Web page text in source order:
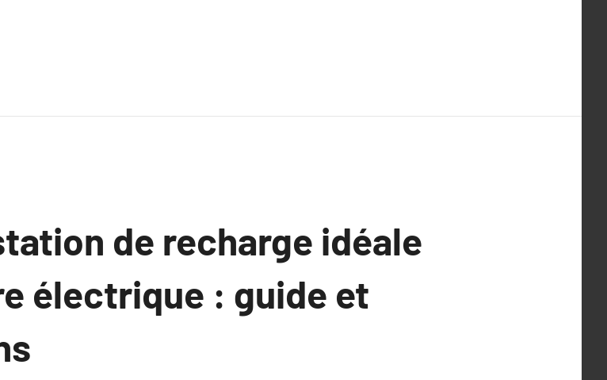
de recharge idéale
électrique : guide et